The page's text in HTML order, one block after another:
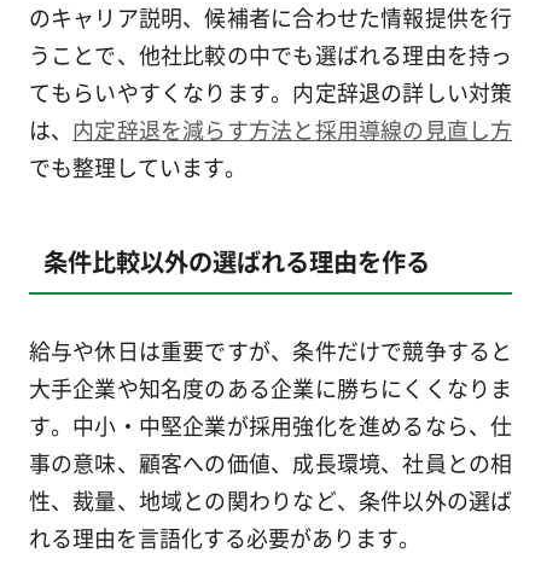
のキャリア説明、候補者に合わせた情報提供を行
うことで、他社比較の中でも選ばれる理由を持っ
てもらいやすくなります。内定辞退の詳しい対策
は、 内定辞退を減らす方法と採用導線の見直し方
でも整理しています。
条件比較以外の選ばれる理由を作る
給与や休日は重要ですが、条件だけで競争すると
大手企業や知名度のある企業に勝ちにくくなりま
す。中小・中堅企業が採用強化を進めるなら、仕
事の意味、顧客への価値、成長環境、社員との相
性、裁量、地域との関わりなど、条件以外の選ば
れる理由を言語化する必要があります。